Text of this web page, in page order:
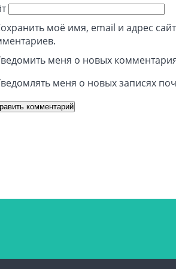
моё имя, email и адрес
меня о новых
меня о новых записях